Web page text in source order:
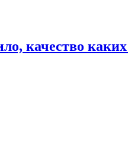
качество